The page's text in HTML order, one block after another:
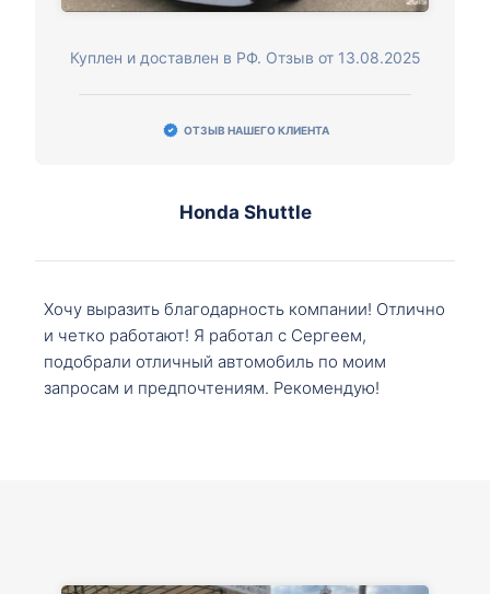
Куплен и доставлен в РФ. Отзыв от 13.08.2025
ОТЗЫВ НАШЕГО КЛИЕНТА
Honda Shuttle
Хочу выразить благодарность компании! Отлично
и четко работают! Я работал с Сергеем,
подобрали отличный автомобиль по моим
запросам и предпочтениям. Рекомендую!